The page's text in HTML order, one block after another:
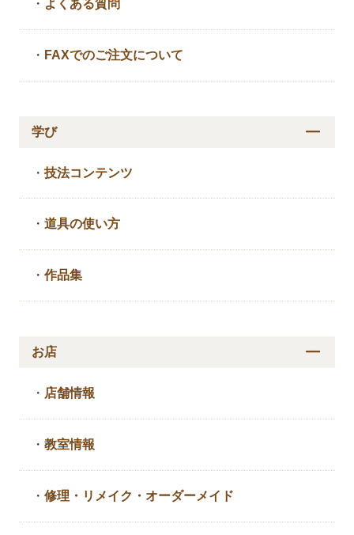
・ よくある質問
・ FAXでのご注文について
学び
・技法コンテンツ
・道具の使い方
・作品集
お店
・ 店舗情報
・教室情報
・修理・リメイク・ オーダーメイド